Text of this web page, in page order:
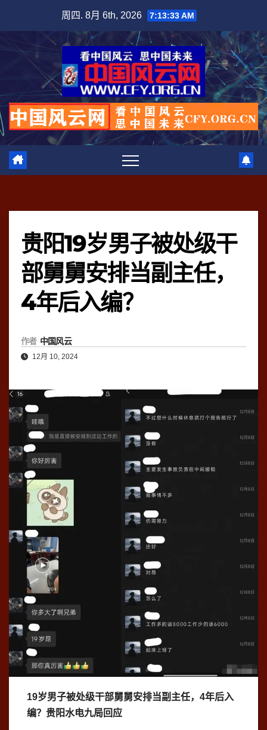
周四. 8月 6th, 2026 7:13:34 AM
贵阳19岁男子被处级干
部舅舅安排当副主任，
4年后入编？
作者 中国风云
12月 10, 2024
19岁男子被处级干部舅舅安排当副主任，4年后入
编？贵阳水电九局回应